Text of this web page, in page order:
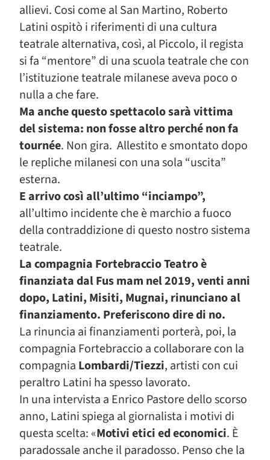
allievi. Cosi come al San Martino, Roberto
Latini ospitò i riferimenti di una cultura
teatrale alternativa, così, al Piccolo, il regista
si fa “mentore” di una scuola teatrale che con
l’istituzione teatrale milanese aveva poco o
nulla a che fare.
Ma anche questo spettacolo sarà vittima
del sistema: non fosse altro perché non fa
tournée. Non gira. Allestito e smontato dopo
le repliche milanesi con una sola “uscita”
esterna.
E arrivo così all’ultimo “inciampo”,
all’ultimo incidente che è marchio a fuoco
della contraddizione di questo nostro sistema
teatrale.
La compagnia Fortebraccio Teatro è
finanziata dal Fus mam nel 2019, venti anni
dopo, Latini, Misiti, Mugnai, rinunciano al
finanziamento. Preferiscono dire di no.
La rinuncia ai finanziamenti porterà, poi, la
compagnia Fortebraccio a collaborare con la
compagnia Lombardi/Tiezzi, artisti con cui
peraltro Latini ha spesso lavorato.
In una intervista a Enrico Pastore dello scorso
anno, Latini spiega al giornalista i motivi di
questa scelta: «Motivi etici ed economici. È
paradossale anche il paradosso. Penso che la